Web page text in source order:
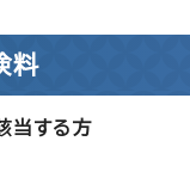
料
当する方